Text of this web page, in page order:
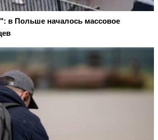
в Польше началось массовое